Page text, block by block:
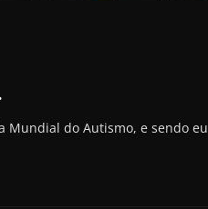
Mundial do Autismo, e sendo eu